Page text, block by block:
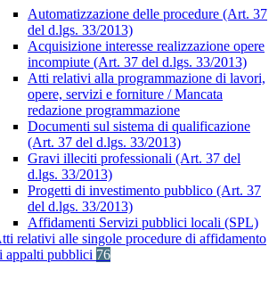
Automatizzazione delle procedure (Art. 37
del d.lgs. 33/2013)
Acquisizione interesse realizzazione opere
incompiute (Art. 37 del d.lgs. 33/2013)
Atti relativi alla programmazione di lavori,
opere, servizi e forniture / Mancata
redazione programmazione
Documenti sul sistema di qualificazione
(Art. 37 del d.lgs. 33/2013)
Gravi illeciti professionali (Art. 37 del
d.lgs. 33/2013)
Progetti di investimento pubblico (Art. 37
del d.lgs. 33/2013)
Affidamenti Servizi pubblici locali (SPL)
relativi alle singole procedure di affidamento
appalti pubblici 76